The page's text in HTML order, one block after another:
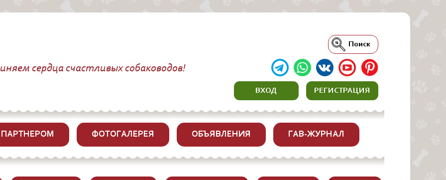
сердца счастливых собаководов!
Поиск
ВХОД РЕГИСТРАЦИЯ
ПАРТНЕРОМ ФОТОГАЛЕРЕЯ ОБЪЯВЛЕНИЯ ГАВ-ЖУРНАЛ